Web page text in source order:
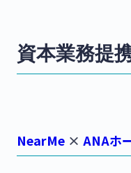
資本業務提
NearMe × ANAホ